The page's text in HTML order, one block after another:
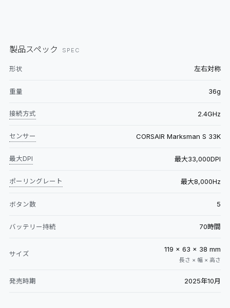
製品スペック SPEC
形状 左右対称
重量 36g
接続方式 2.4GHz
センサー CORSAIR Marksman S 33K
最大DPI 最大33,000DPI
ポーリングレート 最大8,000Hz
ボタン数 5
バッテリー持続 70時間
サイズ
119 × 63 × 38 mm
長さ × 幅 × 高さ
発売時期 2025年10月